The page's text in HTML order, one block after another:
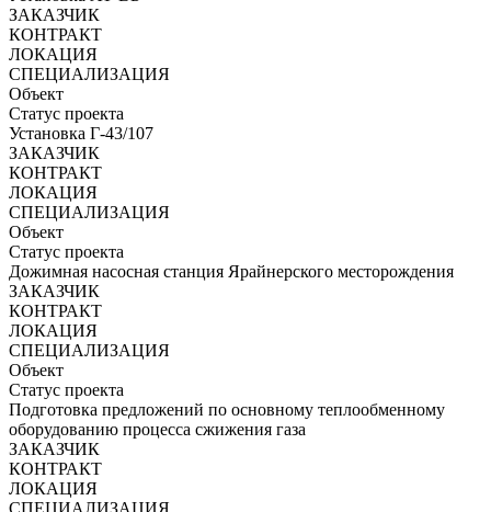
ЗАКАЗЧИК
КОНТРАКТ
ЛОКАЦИЯ
СПЕЦИАЛИЗАЦИЯ
Объект
Статус проекта
Установка Г-43/107
ЗАКАЗЧИК
КОНТРАКТ
ЛОКАЦИЯ
СПЕЦИАЛИЗАЦИЯ
Объект
Статус проекта
Дожимная насосная станция Ярайнерского месторождения
ЗАКАЗЧИК
КОНТРАКТ
ЛОКАЦИЯ
СПЕЦИАЛИЗАЦИЯ
Объект
Статус проекта
Подготовка предложений по основному теплообменному
оборудованию процесса сжижения газа
ЗАКАЗЧИК
КОНТРАКТ
ЛОКАЦИЯ
СПЕЦИАЛИЗАЦИЯ